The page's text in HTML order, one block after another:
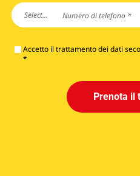
Numero
di
telefono
Select...
phone-prefix
Accetto il trattamento dei dati
*
Prenota il